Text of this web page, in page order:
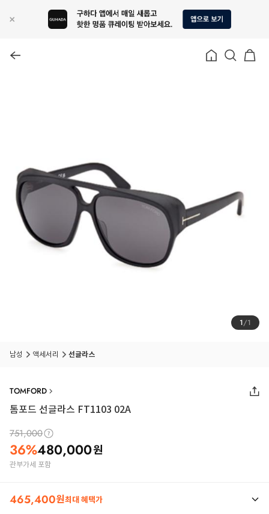
1/1
남성 액세서리 선글라스
TOMFORD
톰포드 선글라스 FT1103 02A
751,000
36%480,000원
관부가세 포함
465,400원최대 혜택가